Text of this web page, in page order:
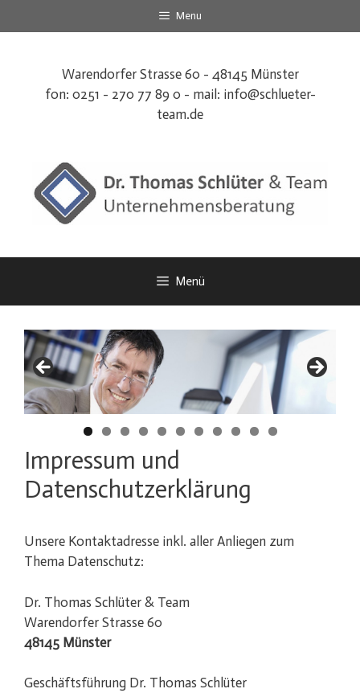
Inhalt
Menu
Warendorfer Strasse 60 - 48145 Münster
fon: 0251 - 270 77 89 0 - mail: info@schlueter-
team.de
Menü
Impressum und
Datenschutzerklärung
Unsere Kontaktadresse inkl. aller Anliegen zum
Thema Datenschutz:
Dr. Thomas Schlüter & Team
Warendorfer Strasse 60
48145 Münster
Geschäftsführung Dr. Thomas Schlüter